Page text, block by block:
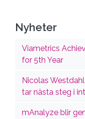
Nyheter
Viametrics
for 5th Year
Nicolas
tar nästa steg i
mAnalyze blir